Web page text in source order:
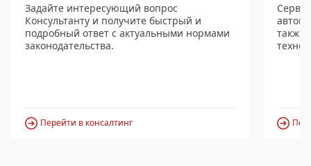
Задайте интересующий вопрос
Консультанту и получите быстрый и
подробный ответ с актуальными нормами
законодательства.
Перейти в консалтинг
также